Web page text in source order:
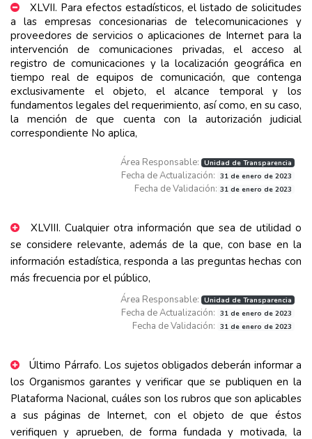
XLVII. Para efectos estadísticos, el listado de solicitudes
a las empresas concesionarias de telecomunicaciones y
proveedores de servicios o aplicaciones de Internet para la
intervención de comunicaciones privadas, el acceso al
registro de comunicaciones y la localización geográfica en
tiempo real de equipos de comunicación, que contenga
exclusivamente el objeto, el alcance temporal y los
fundamentos legales del requerimiento, así como, en su caso,
la mención de que cuenta con la autorización judicial
correspondiente No aplica,
Área Responsable: Unidad de Transparencia
Fecha de Actualización: 31 de enero de 2023
Fecha de Validación: 31 de enero de 2023
XLVIII. Cualquier otra información que sea de utilidad o
se considere relevante, además de la que, con base en la
información estadística, responda a las preguntas hechas con
más frecuencia por el público,
Área Responsable: Unidad de Transparencia
Fecha de Actualización: 31 de enero de 2023
Fecha de Validación: 31 de enero de 2023
Último Párrafo. Los sujetos obligados deberán informar a
los Organismos garantes y verificar que se publiquen en la
Plataforma Nacional, cuáles son los rubros que son aplicables
a sus páginas de Internet, con el objeto de que éstos
verifiquen y aprueben, de forma fundada y motivada, la